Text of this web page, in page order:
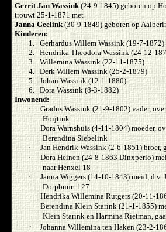
Gerrit Jan Wassink(24-9-1845) geboren op
trouwt 25-1-1871 met
Janna Geelink(30-9-1849) geboren op
Kinderen:
1. Gerhardus Willem Wassink (19-7-
2. Hendrika Theodora Wassink (24-12-
3. Willemina Wassink (22-11-1875)
4. Derk Willem Wassink (25-2-1879)
5. Johan Wassink (12-1-1880)
6. Dora Wassink (8-3-1882)
Inwonend:
·
Gradus Wassink (21-9-1802) vader,
Hoijtink
·
Dora Warnshuis (4-11-1804) moeder,
Berendina Siebelink
·
Jan Hendrik Wassink (2-6-1851) broer,
·
Dora Heinen (24-8-1863 Dinxperlo)
naar Henxel 18
·
Janna Wiggers (14-10-1843) meid, d.v.
Dorpbuurt 127
·
Hendrika Willemina Rutgers (20-11-
·
Berendina Klein Starink (21-1-1855)
Klein Starink en Harmina Rietman,
·
Johanna Willemina ten Haken (23-2-